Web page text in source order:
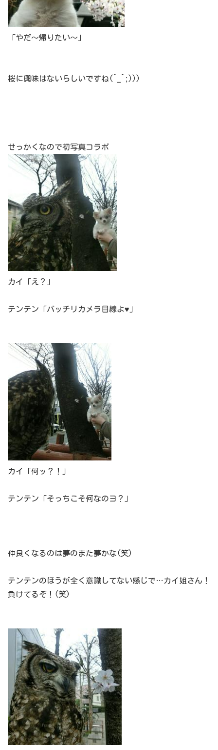
「やだ～帰りたい～」
桜に興味はないらしいですね(^_^;)))
せっかくなので初写真コラボ
カイ「え？」
テンテン「バッチリカメラ目線よ♥」
カイ「何ッ？！」
テンテン「そっちこそ何なのヨ？」
仲良くなるのは夢のまた夢かな(笑)
テンテンのほうが全く意識してない感じで…カイ姐さん！
負けてるぞ！(笑)